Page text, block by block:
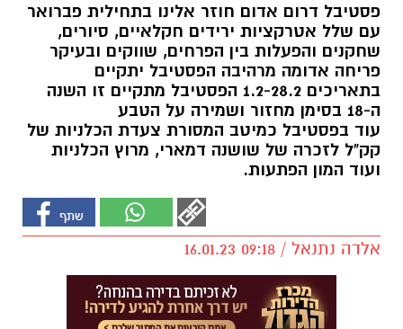
פסטיבל דרום אדום חוזר אלינו בתחילית פברואר
עם שלל אטרקציות ירידים חקלאיים, סיורים,
שחקנים והפעלות בין הפרחים, שווקים ובעיקר
פריחה אדומה מרהיבה הפסטיבל יתקיים
בתאריכים 1.2-28.2 הפסטיבל מתקיים זו השנה
ה-18 בסימן מחזור ושמירה על הטבע
עוד בפסטיבל כמיטב המסורת צעדת הכלניות של
קק"ל לזכרה של שושנה דמארי, מרוץ הכלניות
ועוד המון הפתעות.
אלדה נתנאל / 09:18 16.01.23